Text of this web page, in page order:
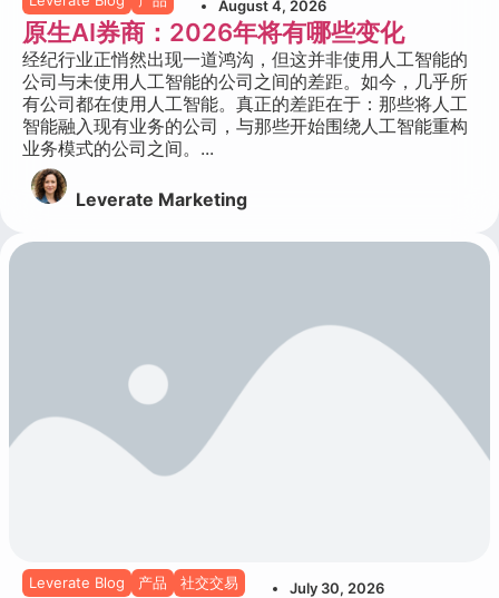
August 4, 2026
原生AI券商：2026年将有哪些变化
经纪行业正悄然出现一道鸿沟，但这并非使用人工智能的
公司与未使用人工智能的公司之间的差距。如今，几乎所
有公司都在使用人工智能。真正的差距在于：那些将人工
智能融入现有业务的公司，与那些开始围绕人工智能重构
业务模式的公司之间。...
Leverate Marketing
Leverate Blog 产品 社交交易 July 30, 2026